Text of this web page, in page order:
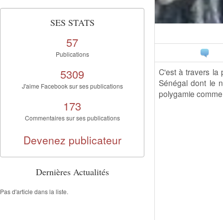
C'est à travers la
Sénégal dont le
polygamie
SES STATS
57
Publications
5309
J'aime Facebook sur ses publications
173
Commentaires sur ses publications
Devenez publicateur
Dernières Actualités
Pas d'article dans la liste.